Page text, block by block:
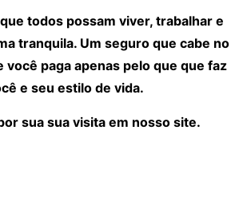
todos possam viver, trabalhar e
tranquila. Um seguro que cabe no
você paga apenas pelo que que faz
e seu estilo de vida.
sua sua visita em nosso site.